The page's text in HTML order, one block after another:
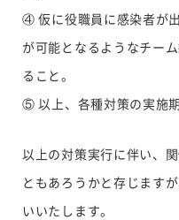
④ 仮に役職員に感染者が
が可能となるようなチー
ること。
⑤ 以上、各種対策の実施
以上の対策実行に伴い、
ともあろうかと存じます
いいたします。